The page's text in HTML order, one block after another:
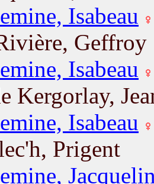
Isabeau
Geffroy
Isabeau
Kergorlay,
Isabeau
Prigent